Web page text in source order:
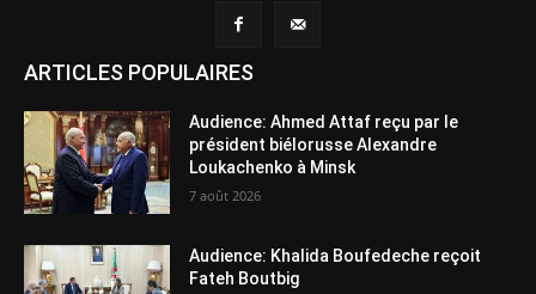
ARTICLES POPULAIRES
Audience: Ahmed Attaf reçu par le
président biélorusse Alexandre
Loukachenko à Minsk
7 août 2026
Audience: Khalida Boufedeche reçoit
Fateh Boutbig